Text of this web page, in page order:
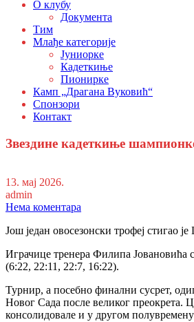
О клубу
Документа
Тим
Млађе категорије
Јуниорке
Кадеткиње
Пионирке
Камп „Драгана Вуковић“
Спонзори
Контакт
Звездине кадеткиње
13. мај 2026.
admin
Нема коментара
Још један овосезонски трофеј стигао
Играчице тренера Филипа Јовановића
(6:22, 22:11, 22:7, 16:22).
Турнир, а посебно финални сусрет,
Новог Сада после великог преокрета.
консолидовале и у другом